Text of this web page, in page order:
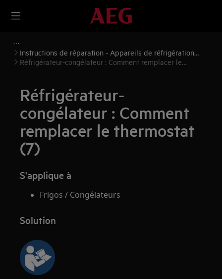
Instructions de réparation - Appareils de réfrigération
(réfrigérateurs et congélateurs)
Réfrigérateur-congélateur : Comment remplacer le
Réfrigérateur-
congélateur : Comment
remplacer le thermostat
(7)
S'applique à
Frigos / Congélateurs
Solution